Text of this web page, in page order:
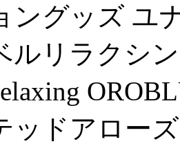
ングッズ ユ
ルリラクシ
ッドアロー